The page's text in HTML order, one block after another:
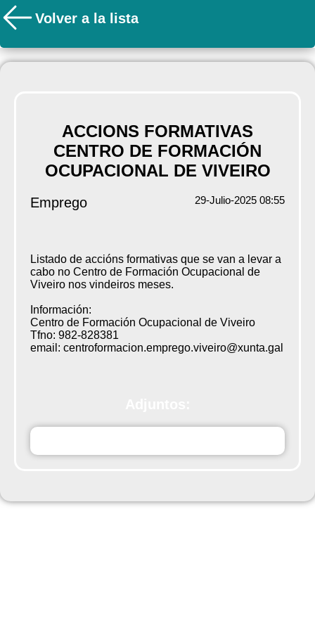
Volver a la lista
ACCIONS FORMATIVAS
CENTRO DE FORMACIÓN
OCUPACIONAL DE VIVEIRO
Emprego 29-Julio-2025 08:55
Listado de accións formativas que se van a levar a
cabo no Centro de Formación Ocupacional de
Viveiro nos vindeiros meses.
Información:
Centro de Formación Ocupacional de Viveiro
Tfno: 982-828381
email: centroformacion.emprego.viveiro@xunta.gal